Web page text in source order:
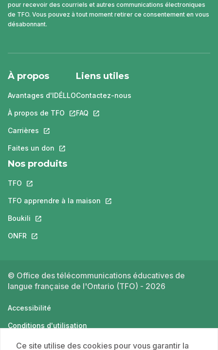
pour recevoir des courriels et autres communications électroniques
de TFO. Vous pouvez à tout moment retirer ce consentement en vous
désabonnant.
À propos
Avantages d'IDÉLLO
À propos de TFO Ce lien s'ouvrira dans un nouvel onglet.
Carrières Ce lien s'ouvrira dans un nouvel onglet.
Faites un don Ce lien s'ouvrira dans un nouvel onglet.
Liens utiles
Contactez-nous
FAQ Ce lien s'ouvrira dans un nouvel
Nos produits
TFO Ce lien s'ouvrira dans un nouvel onglet.
TFO apprendre à la maison Ce lien s'ouvrira dans un nouvel
Boukili Ce lien s'ouvrira dans un nouvel onglet.
ONFR Ce lien s'ouvrira dans un nouvel onglet.
© Office des télécommunications éducatives de
langue française de l'Ontario (TFO) - 2026
Accessibilité
Conditions d'utilisation
Politique de confidentialité
Ce site utilise des cookies pour vous garantir la